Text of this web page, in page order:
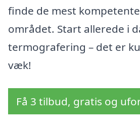
finde de mest
området. Start allerede i
termografering – det er
væk!
Få 3 tilbud, gratis og